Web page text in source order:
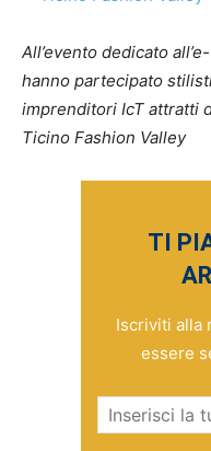
All’evento dedicato
hanno partecipato
imprenditori IcT attratti
Ticino Fashion Valley
TI
Iscriviti alla
essere